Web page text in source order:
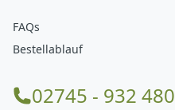
FAQs
Bestellablauf
02745 - 932 480